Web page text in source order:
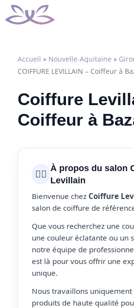
Aller
au
Accueil » Nouvelle-Aquitaine »
COIFFURE LEVILLAIN – Coiffeur à
Coiffure
Coiffeur à
💇‍♀️ À propos du salon
Levillain
Bienvenue chez Coiffure
salon de coiffure de
Que vous recherchez une
une couleur éclatante ou un
notre équipe de
est là pour vous offrir une
unique.
Nous travaillons uniquement
produits de haute qualité